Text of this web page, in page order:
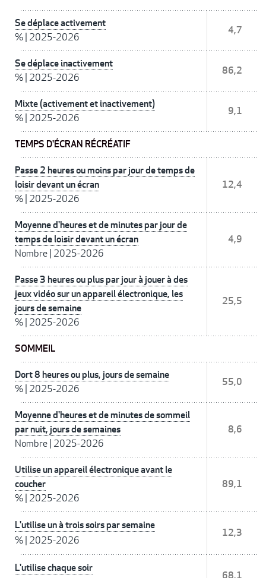
Se déplace activement
% 2025-2026
4,7
Se déplace inactivement
% 2025-2026
86,2
Mixte (activement et inactivement)
% 2025-2026
9,1
TEMPS D'ÉCRAN RÉCRÉATIF
Passe 2 heures ou moins par jour de temps de
loisir devant un écran
% 2025-2026
12,4
Moyenne d'heures et de minutes par jour de
temps de loisir devant un écran
Nombre 2025-2026
4,9
Passe 3 heures ou plus par jour à jouer à des
jeux vidéo sur un appareil électronique, les
jours de semaine
% 2025-2026
25,5
SOMMEIL
Dort 8 heures ou plus, jours de semaine
% 2025-2026
55,0
Moyenne d'heures et de minutes de sommeil
par nuit, jours de semaines
Nombre 2025-2026
8,6
Utilise un appareil électronique avant le
coucher
% 2025-2026
89,1
L'utilise un à trois soirs par semaine
% 2025-2026
12,3
L'utilise chaque soir
68,1